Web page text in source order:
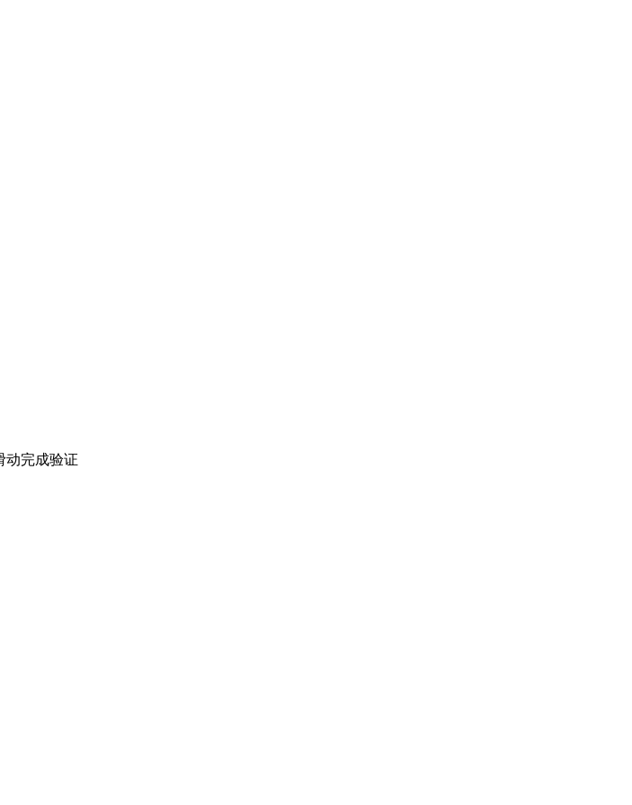
动完成验证